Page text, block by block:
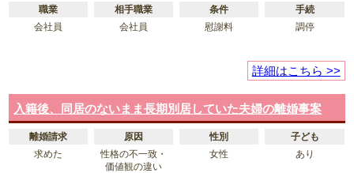
職業 相手職業 条件
手続
会社員
会社員 慰謝料 調停
詳細はこちら >>
入籍後、同居のないまま長期別居していた夫婦の離婚事案
離婚請求 原因 性別
子ども
求めた
性格の不一致・
価値観の違い
女性 あり